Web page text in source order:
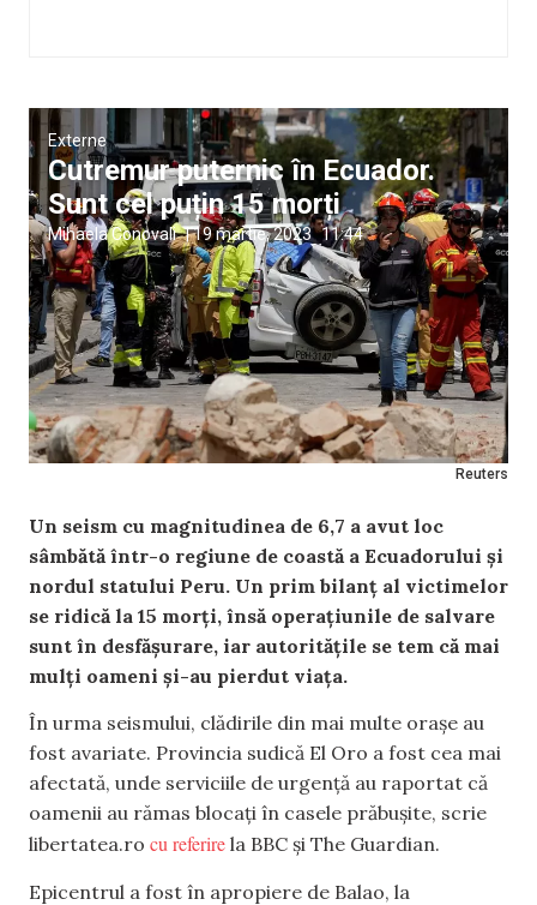
Reuters
Externe
Cutremur puternic în Ecuador.
Sunt cel puțin 15 morți
Mihaela Conovali |19 martie, 2023 11:44
Un seism cu magnitudinea de 6,7 a avut loc
sâmbătă într-o regiune de coastă a Ecuadorului şi
nordul statului Peru. Un prim bilanț al victimelor
se ridică la 15 morți, însă operațiunile de salvare
sunt în desfășurare, iar autoritățile se tem că mai
mulți oameni și-au pierdut viața.
În urma seismului, clădirile din mai multe oraşe au
fost avariate. Provincia sudică El Oro a fost cea mai
afectată, unde serviciile de urgență au raportat că
oamenii au rămas blocați în casele prăbușite, scrie
libertatea.ro cu referire la BBC și The Guardian.
Epicentrul a fost în apropiere de Balao, la